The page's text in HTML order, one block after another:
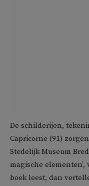
De schilderijen,
Capricorne (91)
Stedelijk Museum
magische elementen’,
boek leest, dan